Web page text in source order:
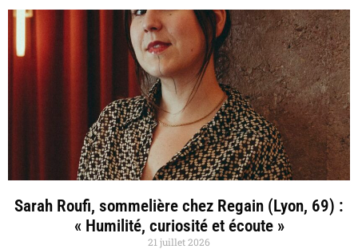
Sarah Roufi, sommelière chez Regain (Lyon, 69) :
« Humilité, curiosité et écoute »
21 juillet 2026